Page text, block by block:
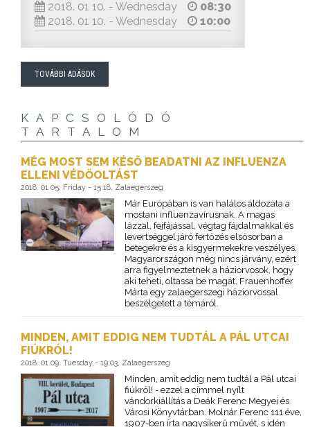
2018. 01 10. - Wednesday
08:30
2018. 01 10. - Wednesday
10:00
TOVÁBBI ADÁSOK
KAPCSOLÓDÓ
TARTALOM
MÉG MOST SEM KÉSŐ BEADATNI AZ INFLUENZA
ELLENI VÉDŐOLTÁST
2018. 01 05. Friday - 15:18, Zalaegerszeg
Már Európában is van halálos áldozata a
mostani influenzavírusnak. A magas
lázzal, fejfájással, végtag fájdalmakkal és
levertséggel járó fertőzés elsősorban a
betegekre és a kisgyermekekre veszélyes.
Magyarországon még nincs járvány, ezért
arra figyelmeztetnek a háziorvosok, hogy
aki teheti, oltassa be magát. Frauenhoffer
Márta egy zalaegerszegi háziorvossal
beszélgetett a témáról.
MINDEN, AMIT EDDIG NEM TUDTÁL A PÁL UTCAI
FIÚKRÓL!
2018. 01 09. Tuesday - 19:03, Zalaegerszeg
Minden, amit eddig nem tudtál a Pál utcai
fiúkról! - ezzel a címmel nyílt
vándorkiállítás a Deák Ferenc Megyei és
Városi Könyvtárban. Molnár Ferenc 111 éve,
1907-ben írta nagysikerű művét, s idén